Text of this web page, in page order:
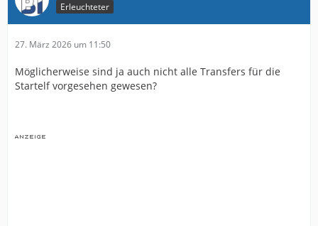
Erleuchteter
27. März 2026 um 11:50
Möglicherweise sind ja auch nicht alle Transfers für die
Startelf vorgesehen gewesen?